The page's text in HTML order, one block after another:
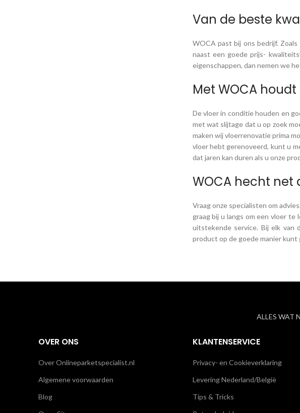
Van de beste
WOCA past bij ons bedrijf.
naast een goede prijs-
eigenschappen, dan nemen we
Met WOCA
De vloer in conditie houden en
met wat slijtage dat u op zoek
maken wij vloerrenovatie prima
vloer hebt gerenoveerd, kunt u
dat jaren kan duren als u onze
WOCA hecht net
Vraag onze specialisten om
graag bij u langs om een vloer
uitstekende service. Bij elk van
product op de goede manier kunt
ALLES WAT
OVER ONS
Over Onlineparketspecialist.nl
Algemene voorwaarden
Blog
KLANTENSERVICE
Privacy- en Cookieverklaring
Levering Nederland/België
Tips & Tricks